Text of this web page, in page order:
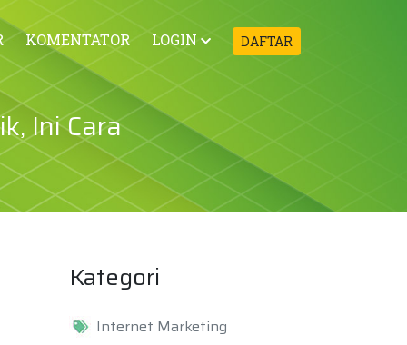
KOMENTATOR LOGIN DAFTAR
Ini Cara
Kategori
Internet Marketing